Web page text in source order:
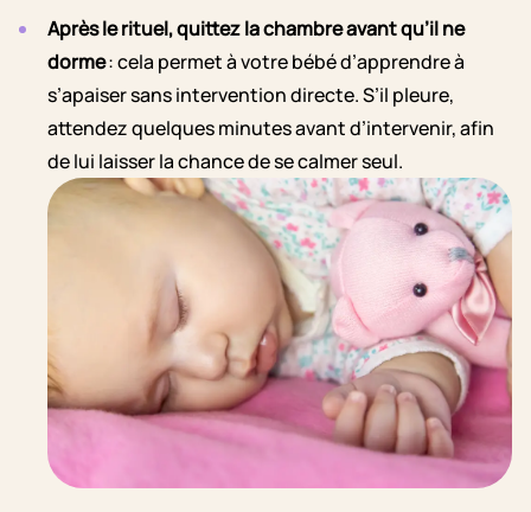
Après le rituel, quittez la chambre avant qu’il ne
dorme: cela permet à votre bébé d’apprendre à
s’apaiser sans intervention directe. S’il pleure,
attendez quelques minutes avant d’intervenir, afin
de lui laisser la chance de se calmer seul.